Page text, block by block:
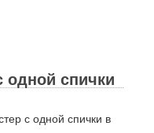
одной спички
с одной спички в